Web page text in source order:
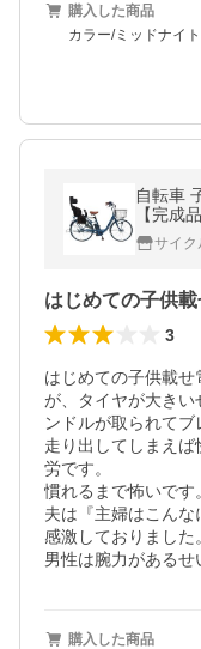
購入した商品
カラー/ミッドナイト
自転車
【完成
樹脂子
インチ
サイク
3
はじめての子供載
が、タイヤが大きい
ンドルが取られてブ
走り出してしまえ
労です。
慣れるまで怖いです。
夫は『主婦はこんな
感激しておりました。
男性は腕力があるせ
購入した商品